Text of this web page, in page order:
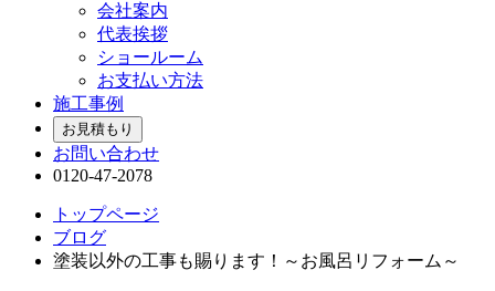
会社案内
代表挨拶
ショールーム
お支払い方法
施工事例
お見積もり
お問い合わせ
0120-47-2078
トップページ
ブログ
塗装以外の工事も賜ります！～お風呂リフォーム～